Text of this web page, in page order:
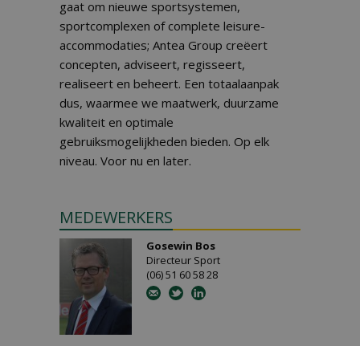
gaat om nieuwe sportsystemen,
sportcomplexen of complete leisure-
accommodaties; Antea Group creëert
concepten, adviseert, regisseert,
realiseert en beheert. Een totaalaanpak
dus, waarmee we maatwerk, duurzame
kwaliteit en optimale
gebruiksmogelijkheden bieden. Op elk
niveau. Voor nu en later.
MEDEWERKERS
Gosewin Bos
Directeur Sport
(06) 51 60 58 28